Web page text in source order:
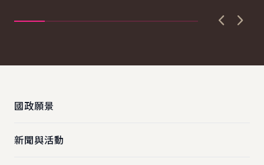
示，政...
國政願景
新聞與活動